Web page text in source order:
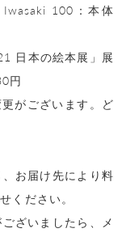
100：本体
日本の絵本展」展
円
がございます。ど
お届け先により料
ください。
ざいましたら、メ